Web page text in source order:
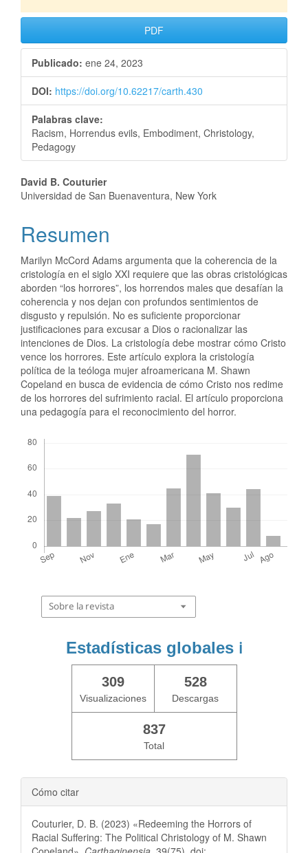
PDF
Publicado: ene 24, 2023
DOI: https://doi.org/10.62217/carth.430
Palabras clave:
Racism, Horrendus evils, Embodiment, Christology,
Pedagogy
David B. Couturier
Universidad de San Buenaventura, New York
Resumen
Marilyn McCord Adams argumenta que la coherencia de la
cristología en el siglo XXI requiere que las obras cristológicas
aborden “los horrores”, los horrendos males que desafían la
coherencia y nos dejan con profundos sentimientos de
disgusto y repulsión. No es suficiente proporcionar
justificaciones para excusar a Dios o racionalizar las
intenciones de Dios. La cristología debe mostrar cómo Cristo
vence los horrores. Este artículo explora la cristología
política de la teóloga mujer afroamericana M. Shawn
Copeland en busca de evidencia de cómo Cristo nos redime
de los horrores del sufrimiento racial. El artículo proporciona
una pedagogía para el reconocimiento del horror.
Sobre la revista
Estadísticas globales ℹ️
309
Visualizaciones
528
Descargas
837
Total
Cómo citar
Couturier, D. B. (2023) «Redeeming the Horrors of
Racial Suffering: The Political Christology of M. Shawn